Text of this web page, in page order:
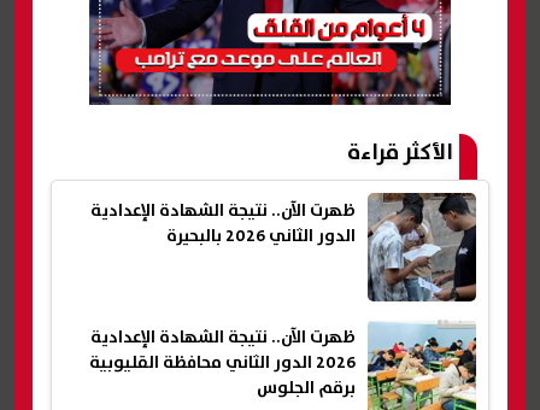
الأكثر قراءة
ظهرت الآن.. نتيجة الشهادة الإعدادية
الدور الثاني 2026 بالبحيرة
ظهرت الآن.. نتيجة الشهادة الإعدادية
2026 الدور الثاني محافظة القليوبية
برقم الجلوس